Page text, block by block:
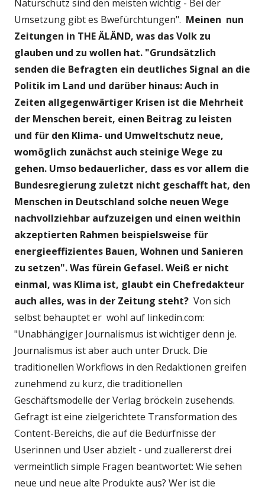
Naturschutz sind den meisten wichtig - Bei der
Umsetzung gibt es Bwefürchtungen". Meinen nun
Zeitungen in THE ÄLÄND, was das Volk zu
glauben und zu wollen hat. "Grundsätzlich
senden die Befragten ein deutliches Signal an die
Politik im Land und darüber hinaus: Auch in
Zeiten allgegenwärtiger Krisen ist die Mehrheit
der Menschen bereit, einen Beitrag zu leisten
und für den Klima- und Umweltschutz neue,
womöglich zunächst auch steinige Wege zu
gehen. Umso bedauerlicher, dass es vor allem die
Bundesregierung zuletzt nicht geschafft hat, den
Menschen in Deutschland solche neuen Wege
nachvollziehbar aufzuzeigen und einen weithin
akzeptierten Rahmen beispielsweise für
energieeffizientes Bauen, Wohnen und Sanieren
zu setzen". Was fürein Gefasel. Weiß er nicht
einmal, was Klima ist, glaubt ein Chefredakteur
auch alles, was in der Zeitung steht? Von sich
selbst behauptet er wohl auf linkedin.com:
"Unabhängiger Journalismus ist wichtiger denn je.
Journalismus ist aber auch unter Druck. Die
traditionellen Workflows in den Redaktionen greifen
zunehmend zu kurz, die traditionellen
Geschäftsmodelle der Verlag bröckeln zusehends.
Gefragt ist eine zielgerichtete Transformation des
Content-Bereichs, die auf die Bedürfnisse der
Userinnen und User abzielt - und zuallererst drei
vermeintlich simple Fragen beantwortet: Wie sehen
neue und neue alte Produkte aus? Wer ist die